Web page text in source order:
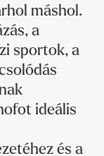
máshol.
a
sportok, a
ideális
és a